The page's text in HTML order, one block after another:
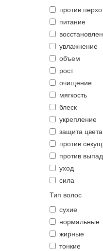
против
питание
увлажнение
объем
рост
очищение
мягкость
блеск
укрепление
защита цвета
против
против
уход
сила
Тип волос
сухие
нормальные
жирные
тонкие